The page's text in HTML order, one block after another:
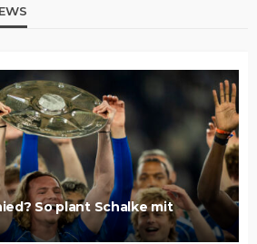
So plant Schalke mit